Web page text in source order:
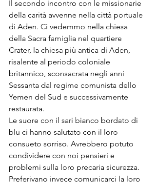
Il secondo incontro con le missionarie
della carità avvenne nella città portuale
di Aden. Ci vedemmo nella chiesa
della Sacra famiglia nel quartiere
Crater, la chiesa più antica di Aden,
risalente al periodo coloniale
britannico, sconsacrata negli anni
Sessanta dal regime comunista dello
Yemen del Sud e successivamente
restaurata.
Le suore con il sari bianco bordato di
blu ci hanno salutato con il loro
consueto sorriso. Avrebbero potuto
condividere con noi pensieri e
problemi sulla loro precaria sicurezza.
Preferivano invece comunicarci la loro